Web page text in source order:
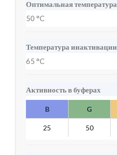
Оптимальная температура
50 °C
Температура инактивации
65 °C
Активность в буферах
B G
25 50